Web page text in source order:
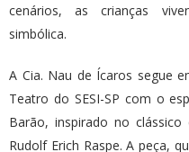
cenários, as crianças
simbólica.
A Cia. Nau de Ícaros segue
Teatro do SESI-SP com o
Barão, inspirado no
Rudolf Erich Raspe. A peça,